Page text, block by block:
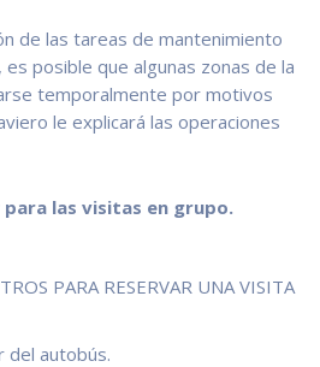
de las tareas de mantenimiento
posible que algunas zonas de la
temporalmente por motivos
le explicará las operaciones
las visitas en grupo.
PARA RESERVAR UNA VISITA
del autobús.